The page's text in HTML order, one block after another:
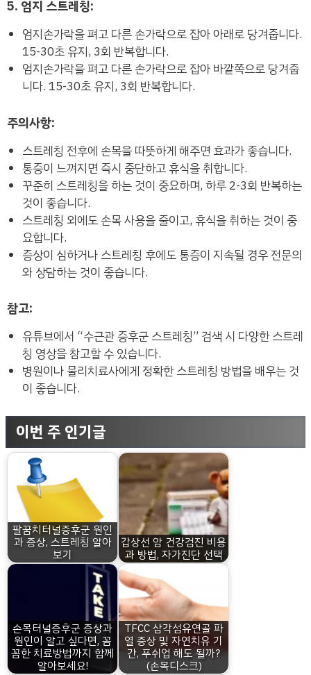
5. 엄지 스트레칭:
엄지손가락을 펴고 다른 손가락으로 잡아 아래로 당겨줍니다.
15-30초 유지, 3회 반복합니다.
엄지손가락을 펴고 다른 손가락으로 잡아 바깥쪽으로 당겨줍
니다. 15-30초 유지, 3회 반복합니다.
주의사항:
스트레칭 전후에 손목을 따뜻하게 해주면 효과가 좋습니다.
통증이 느껴지면 즉시 중단하고 휴식을 취합니다.
꾸준히 스트레칭을 하는 것이 중요하며, 하루 2-3회 반복하는
것이 좋습니다.
스트레칭 외에도 손목 사용을 줄이고, 휴식을 취하는 것이 중
요합니다.
증상이 심하거나 스트레칭 후에도 통증이 지속될 경우 전문의
와 상담하는 것이 좋습니다.
참고:
유튜브에서 “수근관 증후군 스트레칭” 검색 시 다양한 스트레
칭 영상을 참고할 수 있습니다.
병원이나 물리치료사에게 정확한 스트레칭 방법을 배우는 것
이 좋습니다.
이번 주 인기글
팔꿈치터널증후군 원인
과 증상, 스트레칭 알아
보기
갑상선 암 건강검진 비용
과 방법, 자가진단 선택
손목터널증후군 증상과
원인이 알고 싶다면, 꼼
꼼한 치료방법까지 함께
알아보세요!
TFCC 삼각섬유연골 파
열 증상 및 자연치유 기
간, 푸쉬업 해도 될까?
(손목디스크)